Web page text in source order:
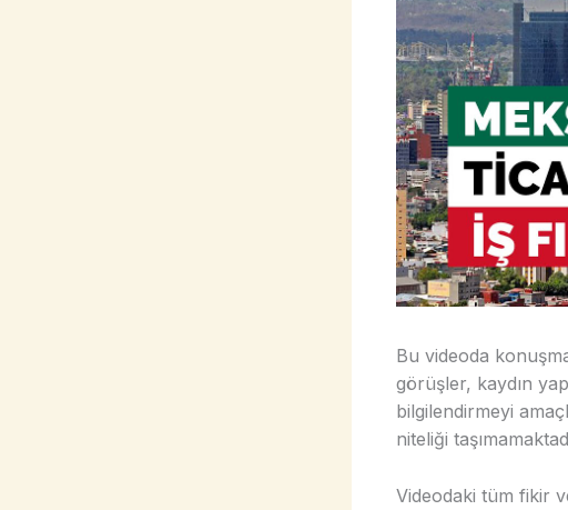
Bu videoda
görüşler, kaydın
bilgilendirmeyi
niteliği
Videodaki tüm fikir